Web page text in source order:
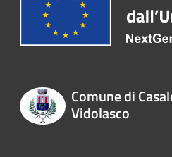
Comune di
Vidolasco